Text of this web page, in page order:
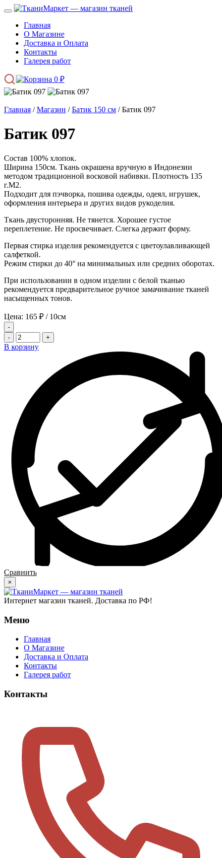
Главная
О Магазине
Доставка и Оплата
Контакты
Галерея работ
0 ₽
Главная /Магазин /Батик 150 см / Батик 097
Батик 097
Состав 100% хлопок.
Ширина 150см. Ткань окрашена вручную в Индонезии
методом традиционной восковой набивки. Плотность 135
г.М2.
Подходит для пэчворка, пошива одежды, одеял, игрушек,
оформления интерьера и других видов рукоделия.
Ткань двусторонняя. Не тянется. Хорошее густое
переплетение. Не просвечивает. Слегка держит форму.
Первая стирка изделия рекомендуется с цветоулавливающей
салфеткой.
Режим стирки до 40° на минимальных или средних оборотах.
При использовании в одном изделии с белой тканью
рекомендуется предварительное ручное замачивание тканей
насыщенных тонов.
Цена: 165 ₽ / 10см
-
-
+
В корзину
Сравнить
×
Интернет магазин тканей. Доставка по РФ!
Меню
Главная
О Магазине
Доставка и Оплата
Контакты
Галерея работ
Контакты